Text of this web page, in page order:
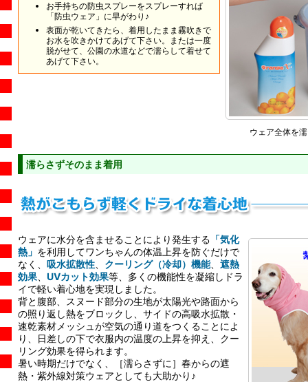
お手持ちの防虫スプレーをスプレーすれば
「防虫ウェア」に早がわり♪
表面が乾いてきたら、着用したまま霧吹きで
お水を吹きかけてあげて下さい。または一度
脱がせて、公園の水道などで濡らして着せて
あげて下さい。
ウェア全体を
濡らさずそのまま着用
ウェアに水分を含ませることにより発生する 「気化
熱」 を利用してワンちゃんの体温上昇を防ぐだけで
なく、 吸水拡散性 クーリング（冷却）機能、 遮熱
効果
UVカット効果等、多くの機能性を凝縮しドラ
イで軽い着心地を実現しました。
背と腹部、スヌード部分の生地が太陽光や路面から
の照り返し熱をブロックし、サイドの高吸水拡散・
速乾素材メッシュが空気の通り道をつくることによ
り、日差しの下で衣服内の温度の上昇を抑え、クー
リング効果を得られます。
暑い時期だけでなく、［濡らさずに］春からの遮
熱・紫外線対策ウェアとしても大助かり♪